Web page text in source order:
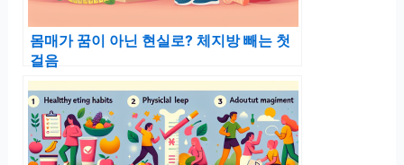
몸매가 꿈이 아닌 현실로? 체지방 빼는 첫
걸음